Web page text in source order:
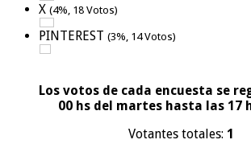
X (4%, 18 Votos)
PINTEREST (3%, 14 Votos)
Los votos de cada encuesta se
00 hs del martes hasta las 17
Votantes totales: 1